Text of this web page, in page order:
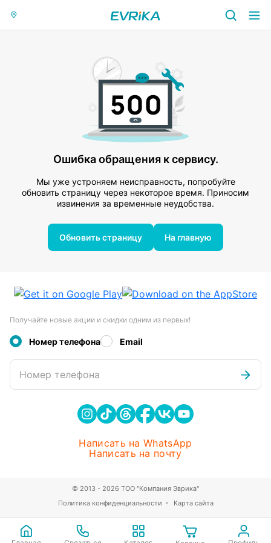
Ошибка обращения к сервису.
Мы уже устроняем неисправность, попробуйте
обновить страницу через некоторое время. Приносим
извинения за временные неудобства.
Обновить страницу На главную
Получайте новые акции и скидки одним из первых!
Номер телефона Email
Номер телефона
Написать на WhatsApp
Написать на почту
Политика конфиденциальности Карта сайта
© 2013 - 2026 ТОО "Компания Эврика"